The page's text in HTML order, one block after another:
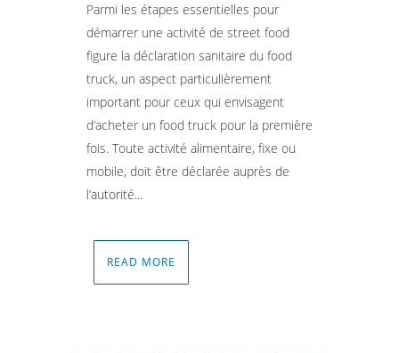
Parmi les étapes essentielles pour
démarrer une activité de street food
figure la déclaration sanitaire du food
truck, un aspect particulièrement
important pour ceux qui envisagent
d’acheter un food truck pour la première
fois. Toute activité alimentaire, fixe ou
mobile, doit être déclarée auprès de
l’autorité...
READ MORE